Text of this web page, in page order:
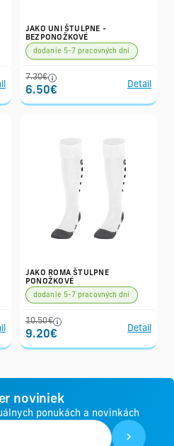
JAKO UNI ŠTULPNE -
BEZPONOŽKOVÉ
dodanie 5-7 pracovných dní
7.30€
6.50€
Detail
JAKO ROMA ŠTULPNE
PONOŽKOVÉ
dodanie 5-7 pracovných dní
10.50€
9.20€
Detail
noviniek
ponukách a novinkách